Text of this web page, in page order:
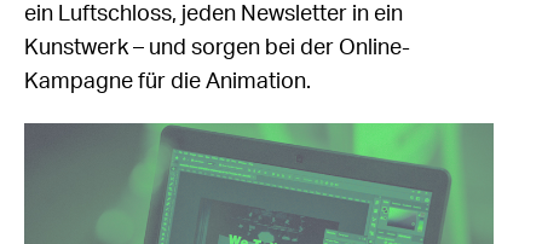
ein Luftschloss, jeden Newsletter in ein
Kunstwerk – und sorgen bei der Online-
Kampagne für die Animation.